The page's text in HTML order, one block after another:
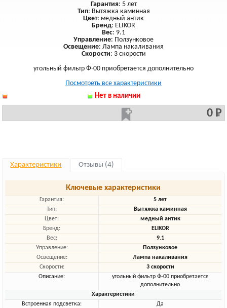
Гарантия: 5 лет
Тип: Вытяжка каминная
Цвет: медный антик
Бренд: ELIKOR
Вес: 9.1
Управление: Ползунковое
Освещение: Лампа накаливания
Скорости: 3 скорости
угольный фильтр Ф-00 приобретается дополнительно
Посмотреть все характеристики
Нет в наличии
0 Р
Характеристики Отзывы (4)
Ключевые характеристики
Гарантия:
5 лет
Тип:
Вытяжка каминная
Цвет:
медный антик
Бренд:
ELIKOR
Вес:
9.1
Управление:
Ползунковое
Освещение:
Лампа накаливания
Скорости:
3 скорости
Описание:
угольный фильтр Ф-00 приобретается
дополнительно
Характеристики
Встроенная подсветка:
Да